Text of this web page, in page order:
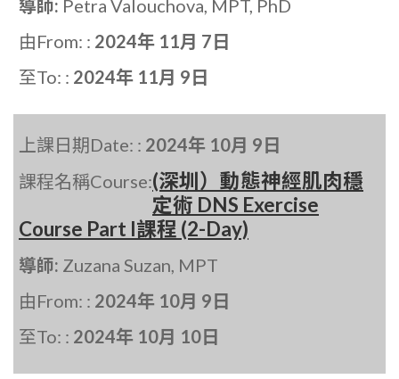
導師: Petra Valouchova, MPT, PhD
由From: : 2024年 11月 7日
至To: : 2024年 11月 9日
上課日期Date: : 2024年 10月 9日
課程名稱Course:(深圳）動態神經肌肉穩
定術 DNS Exercise
Course Part I課程 (2-Day)
導師: Zuzana Suzan, MPT
由From: : 2024年 10月 9日
至To: : 2024年 10月 10日